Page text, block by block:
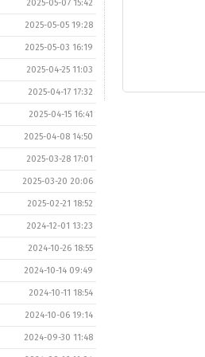
2025-05-07 15:42
2025-05-05 19:28
2025-05-03 16:19
2025-04-25 11:03
2025-04-17 17:32
2025-04-15 16:41
2025-04-08 14:50
2025-03-28 17:01
2025-03-20 20:06
2025-02-21 18:52
2024-12-01 13:23
2024-10-26 18:55
2024-10-14 09:49
2024-10-11 18:54
2024-10-06 19:14
2024-09-30 11:48